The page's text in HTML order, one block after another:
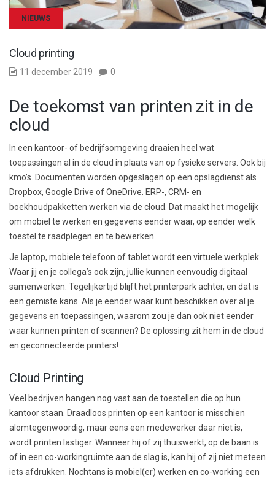
NIEUWS
Cloud printing
11 december 2019 0
De toekomst van printen zit in de
cloud
In een kantoor- of bedrijfsomgeving draaien heel wat
toepassingen al in de cloud in plaats van op fysieke servers. Ook bij
kmo’s. Documenten worden opgeslagen op een opslagdienst als
Dropbox, Google Drive of OneDrive. ERP-, CRM- en
boekhoudpakketten werken via de cloud. Dat maakt het mogelijk
om mobiel te werken en gegevens eender waar, op eender welk
toestel te raadplegen en te bewerken.
Je laptop, mobiele telefoon of tablet wordt een virtuele werkplek.
Waar jij en je collega’s ook zijn, jullie kunnen eenvoudig digitaal
samenwerken. Tegelijkertijd blijft het printerpark achter, en dat is
een gemiste kans. Als je eender waar kunt beschikken over al je
gegevens en toepassingen, waarom zou je dan ook niet eender
waar kunnen printen of scannen? De oplossing zit hem in de cloud
en geconnecteerde printers!
Cloud Printing
Veel bedrijven hangen nog vast aan de toestellen die op hun
kantoor staan. Draadloos printen op een kantoor is misschien
alomtegenwoordig, maar eens een medewerker daar niet is,
wordt printen lastiger. Wanneer hij of zij thuiswerkt, op de baan is
of in een co-workingruimte aan de slag is, kan hij of zij niet meteen
iets afdrukken. Nochtans is mobiel(er) werken en co-working een